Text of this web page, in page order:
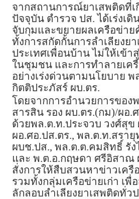
จากสถานการณ์ยาเสพติดที่
ปัจจุบัน ตำรวจ ปส. ได้เร่งเ
จับกุมและขยายผลเครือข่าย
ทั้งการสกัดกั้นการลำเลียงย
ประเทศเพื่อนบ้าน ไม่ให้เข้
ในชุมชน และการทำลายเค
อย่างเร่งด่วนตามนโยบาย พ
กิตติประภัสร์ ผบ.ตร.
โดยจากการอำนวยการของ
สารสิน รอง ผบ.ตร.(กม)/ผอ.
ด้วยพล.ต.ท.ประจวบ วงศ์สุข
ผอ.ศอ.ปส.ตร., พล.ต.ท.สรา
ผบช.ปส., พล.ต.ต.คมสิทธิ์ รัง
และ พ.ต.อ.กฤษดา ศรีอิสาณ
สั่งการให้สืบสวนหาข่าวเค
รวมทั้งกลุ่มเครือข่ายเก่า เพื่
ลักลอบลำเลียงยาเสพติดทั่ว